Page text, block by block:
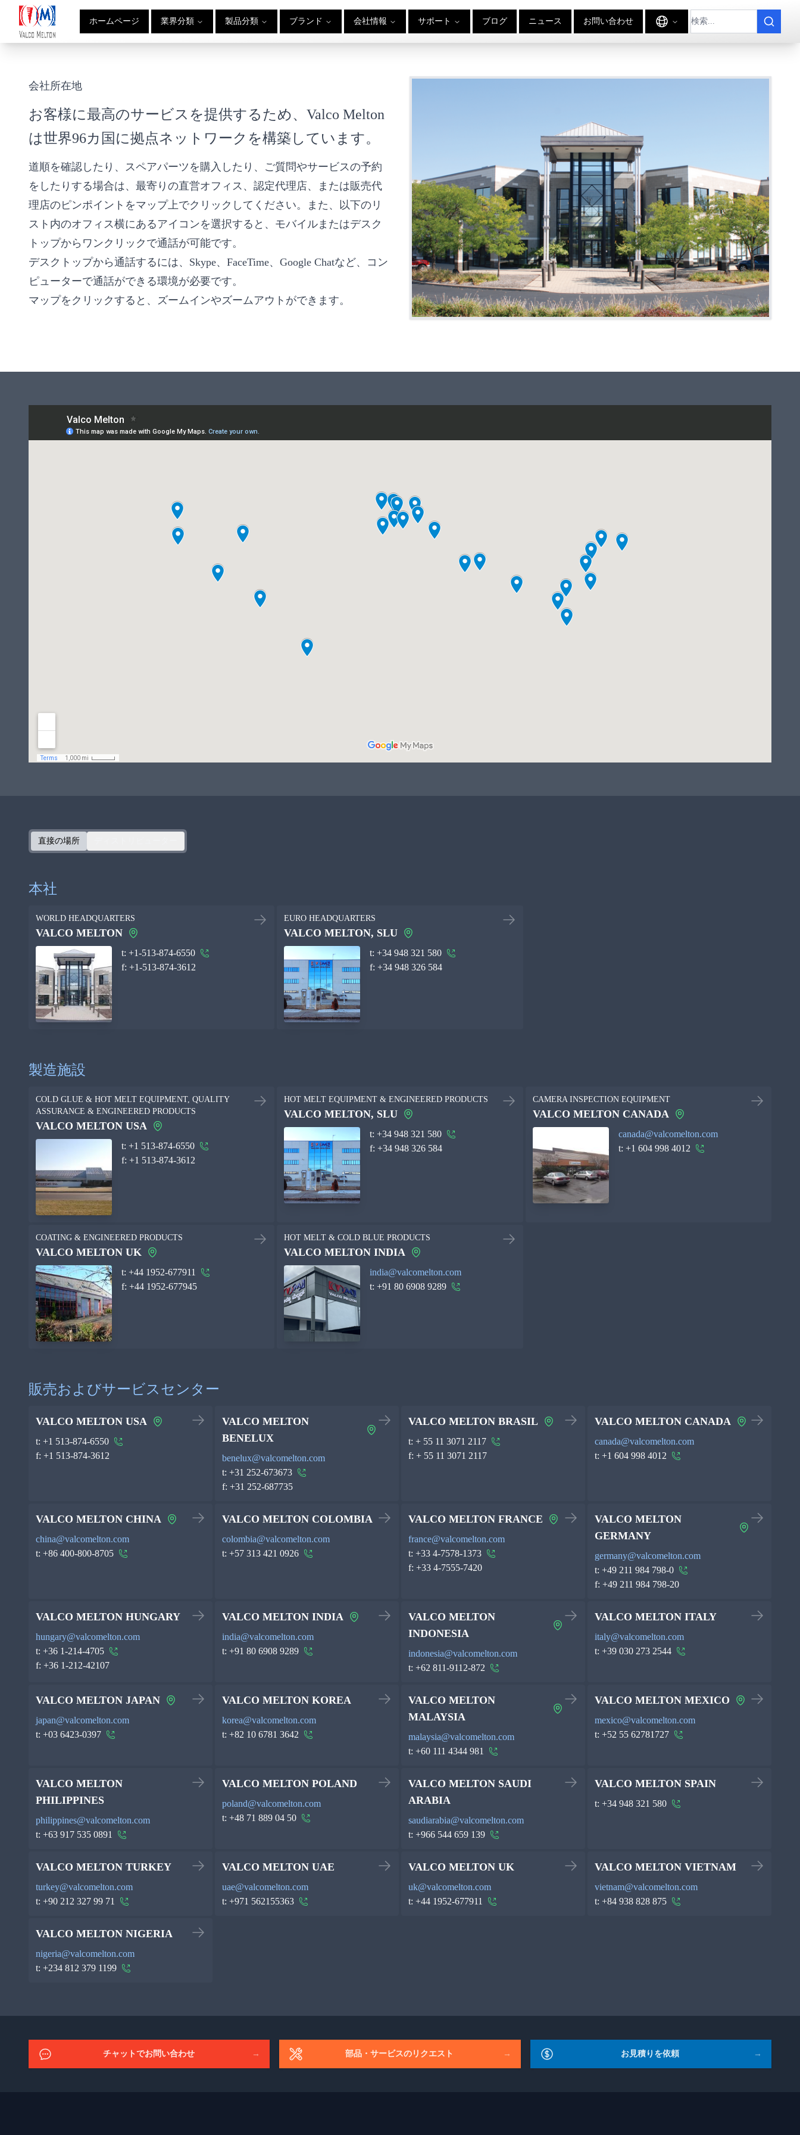
ホームページ 業界分類 製品分類 ブランド 会社情報 サポート ブログ ニュース お問い合わせ
会社所在地
お客様に最高のサービスを提供するため、Valco Melton
は世界96カ国に拠点ネットワークを構築しています。
道順を確認したり、スペアパーツを購入したり、ご質問やサービスの予約
をしたりする場合は、最寄りの直営オフィス、認定代理店、または販売代
理店のピンポイントをマップ上でクリックしてください。また、以下のリ
スト内のオフィス横にあるアイコンを選択すると、モバイルまたはデスク
トップからワンクリックで通話が可能です。
デスクトップから通話するには、Skype、FaceTime、Google Chatなど、コン
ピューターで通話ができる環境が必要です。
マップをクリックすると、ズームインやズームアウトができます。
直接の場所
本社
WORLD HEADQUARTERS
VALCO MELTON
t: +1-513-874-6550
f: +1-513-874-3612
EURO HEADQUARTERS
VALCO MELTON, SLU
t:+34 948 321 580
f:+34 948 326 584
製造施設
COLD GLUE & HOT MELT EQUIPMENT, QUALITY
ASSURANCE & ENGINEERED PRODUCTS
VALCO MELTON USA
t: +1 513-874-6550
f: +1 513-874-3612
HOT MELT EQUIPMENT & ENGINEERED PRODUCTS
VALCO MELTON, SLU
t:+34 948 321 580
f:+34 948 326 584
CAMERA INSPECTION EQUIPMENT
VALCO MELTON CANADA
canada@valcomelton.com
t: +1 604 998 4012
COATING & ENGINEERED PRODUCTS
VALCO MELTON UK
t: +44 1952-677911
f: +44 1952-677945
HOT MELT & COLD BLUE PRODUCTS
VALCO MELTON INDIA
india@valcomelton.com
t:+91 80 6908 9289
販売およびサービスセンター
VALCO MELTON USA
t: +1 513-874-6550
f: +1 513-874-3612
VALCO MELTON
BENELUX
benelux@valcomelton.com
t: +31 252-673673
f: +31 252-687735
VALCO MELTON BRASIL
t: + 55 11 3071 2117
f: + 55 11 3071 2117
VALCO MELTON CANADA
canada@valcomelton.com
t: +1 604 998 4012
VALCO MELTON CHINA
china@valcomelton.com
t: +86 400-800-8705
VALCO MELTON COLOMBIA
colombia@valcomelton.com
t: +57 313 421 0926
VALCO MELTON FRANCE
france@valcomelton.com
t: +33 4-7578-1373
f: +33 4-7555-7420
VALCO MELTON
GERMANY
germany@valcomelton.com
t: +49 211 984 798-0
f: +49 211 984 798-20
VALCO MELTON HUNGARY
hungary@valcomelton.com
t: +36 1-214-4705
f: +36 1-212-42107
VALCO MELTON INDIA
india@valcomelton.com
t: +91 80 6908 9289
VALCO MELTON
INDONESIA
indonesia@valcomelton.com
t: +62 811-9112-872
VALCO MELTON ITALY
italy@valcomelton.com
t: +39 030 273 2544
VALCO MELTON JAPAN
japan@valcomelton.com
t: +03 6423-0397
VALCO MELTON KOREA
korea@valcomelton.com
t: +82 10 6781 3642
VALCO MELTON
MALAYSIA
malaysia@valcomelton.com
t: +60 111 4344 981
VALCO MELTON MEXICO
mexico@valcomelton.com
t: +52 55 62781727
VALCO MELTON
PHILIPPINES
philippines@valcomelton.com
t: +63 917 535 0891
VALCO MELTON POLAND
poland@valcomelton.com
t: +48 71 889 04 50
VALCO MELTON SAUDI
ARABIA
saudiarabia@valcomelton.com
t: +966 544 659 139
VALCO MELTON SPAIN
t: +34 948 321 580
VALCO MELTON TURKEY
turkey@valcomelton.com
t: +90 212 327 99 71
VALCO MELTON UAE
uae@valcomelton.com
t: +971 562155363
VALCO MELTON UK
uk@valcomelton.com
t: +44 1952-677911
VALCO MELTON VIETNAM
vietnam@valcomelton.com
t: +84 938 828 875
VALCO MELTON NIGERIA
nigeria@valcomelton.com
t: +234 812 379 1199
チャットでお問い合わせ → 部品・サービスのリクエスト → お見積りを依頼 →